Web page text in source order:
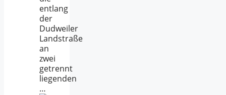
entlang
der
Dudweiler
Landstraße
an
zwei
getrennt
liegenden
…